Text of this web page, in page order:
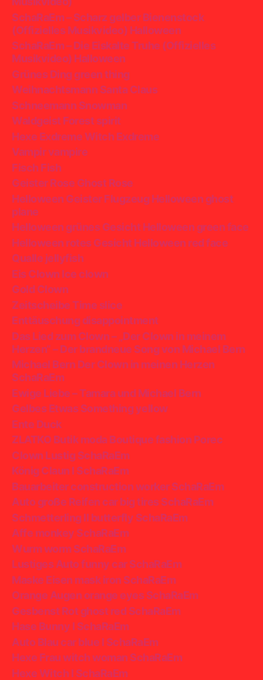
SchaRaEm – Scharz gelber Bienenstock
(Offizielles Musikvideo) Halloween
SchaRaEm – Die Eiskalte Truhe (Offizielles
Musikvideo) Halloween
Grünes Ding green thing
Weihnachtsmann Santa Claus
Schneemann Snowman
Waldgeist Forest spirit
Hexe Exdreme Witch Exdreme
Vampir vampire
Fisch Fish
Geister Rose Ghost Rose
Helloween Geister Flugzeug Helloween ghost
plane
Helloween grünes Gesicht Helloween green face
Helloween rotes Gesicht Helloween red face
Qualle jellyfish
Eis Clown Ice clown
Gold Clown
Zeitscheibe Time slice
Enttäuschung disappointment
Das Lied zum Clown – „Der Clown in meinem
Herzen“ – Der brandneue Song von Michael Bern
Michael Bern Der Clown in meinen Herzen
SchaRaEm
Ewige Liebe – Tamara und Michael Bern
Gelbes Etwas Something yellow
Ente Duck
ZLATKO Butik moda Boutique fashion Porec
Clown Lustig SchaRaEm
König Claun I SchaRaEm
Bauarbeiter construction worker SchaRaEm
Auto große Reifen car big tires SchaRaEm
Schmetterling II butterfly SchaRaEm
Affe monkey SchaRaEm
Wurm worm SchaRaEm
Lustiges Auto funny car SchaRaEm
Maske Eisen mask iron SchaRaEm
Orange Augen orange eyes SchaRaEm
Gesbenst Rot ghost red SchaRaEm
Hase Bunny I SchaRaEm
Auto Blau car blue I SchaRaEm
Hexe Frau witch woman SchaRaEm
Hexe Witch I SchaRaEm